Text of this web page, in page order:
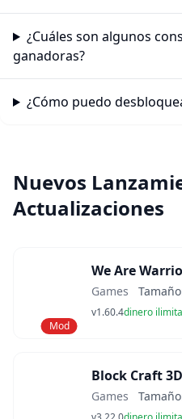
¿Cuáles son algunos
ganadoras?
¿Cómo puedo
Nuevos
Actualizaciones
Mod
Games
v1.60.4dinero
Games